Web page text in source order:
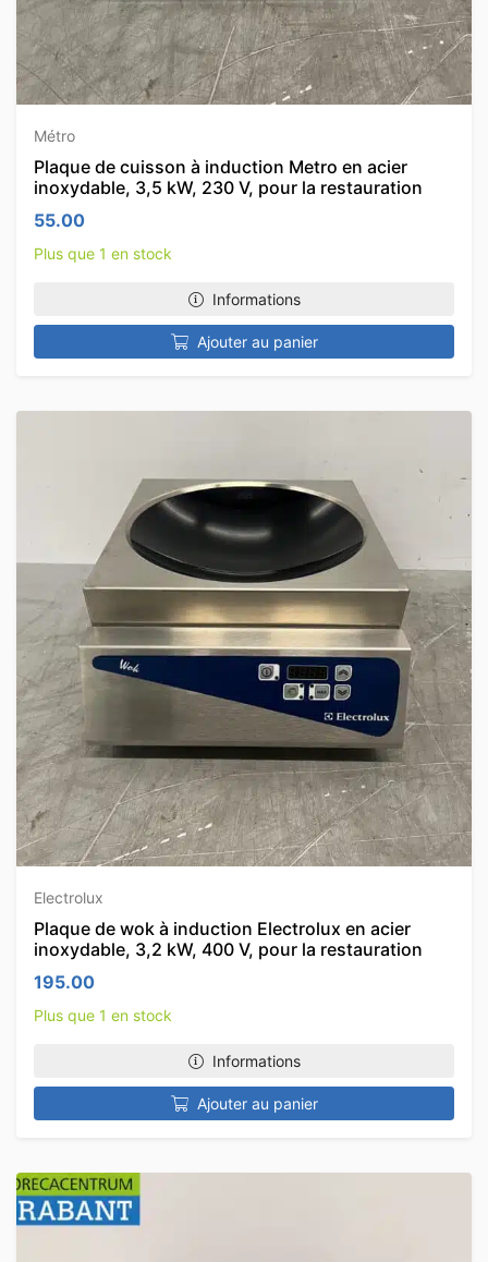
Métro
Plaque de cuisson à induction Metro en acier
inoxydable, 3,5 kW, 230 V, pour la restauration
55.00
Plus que 1 en stock
Informations
Ajouter au panier
Electrolux
Plaque de wok à induction Electrolux en acier
inoxydable, 3,2 kW, 400 V, pour la restauration
195.00
Plus que 1 en stock
Informations
Ajouter au panier